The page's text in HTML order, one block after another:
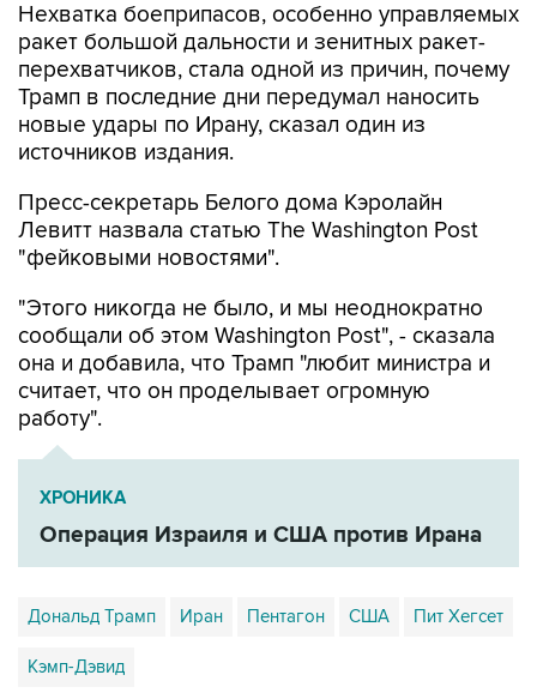
Нехватка боеприпасов, особенно управляемых
ракет большой дальности и зенитных ракет-
перехватчиков, стала одной из причин, почему
Трамп в последние дни передумал наносить
новые удары по Ирану, сказал один из
источников издания.
Пресс-секретарь Белого дома Кэролайн
Левитт назвала статью The Washington Post
"фейковыми новостями".
"Этого никогда не было, и мы неоднократно
сообщали об этом Washington Post", - сказала
она и добавила, что Трамп "любит министра и
считает, что он проделывает огромную
работу".
ХРОНИКА
Операция Израиля и США против Ирана
Дональд Трамп Иран Пентагон США Пит Хегсет
Кэмп-Дэвид